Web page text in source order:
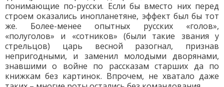
понимающие по-русски. Если бы вместо них перед
строем оказались инопланетяне, эффект был бы тот
же. Более-менее опытных русских «голов»,
«полуголов» и «сотников» (были такие звания у
стрельцов) царь весной разогнал, признав
непригодными, и заменил молодыми дворянами,
знавшими о войне по рассказам старших да по
книжкам без картинок. Впрочем, не хватало даже